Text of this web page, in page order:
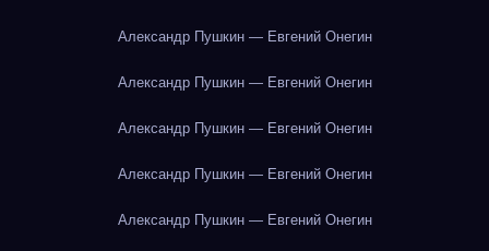
Александр Пушкин — Евгений Онегин
Александр Пушкин — Евгений Онегин
Александр Пушкин — Евгений Онегин
Александр Пушкин — Евгений Онегин
Александр Пушкин — Евгений Онегин